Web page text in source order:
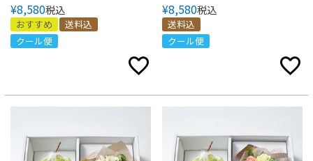
¥8,580税込
おすすめ
送料込
クール便
¥8,580税込
送料込
クール便